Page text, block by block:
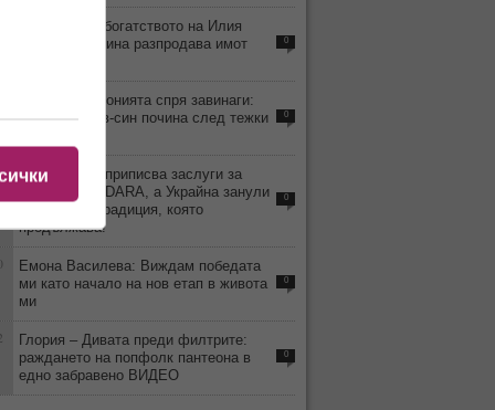
Стопи ли се богатството на Илия
Павлов? Дарина разпродава имот
0
Перото на иронията спря завинаги:
Любен Дилов-син почина след тежки
0
Киркоров си приписва заслуги за
победата на DARA, а Украйна занули
България - традиция, която
продължава!
0
Емона Василева: Виждам победата
ми като начало на нов етап в живота
ми
0
Глория – Дивата преди филтрите:
раждането на попфолк пантеона в
едно забравено ВИДЕО
0